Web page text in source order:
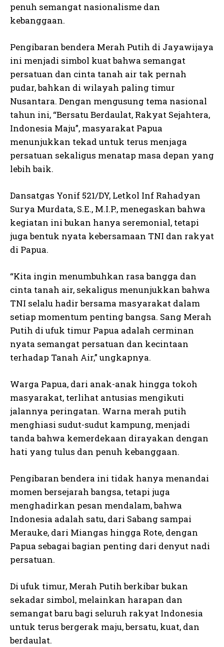
penuh semangat nasionalisme dan
kebanggaan.
Pengibaran bendera Merah Putih di Jayawijaya
ini menjadi simbol kuat bahwa semangat
persatuan dan cinta tanah air tak pernah
pudar, bahkan di wilayah paling timur
Nusantara. Dengan mengusung tema nasional
tahun ini, “Bersatu Berdaulat, Rakyat Sejahtera,
Indonesia Maju”, masyarakat Papua
menunjukkan tekad untuk terus menjaga
persatuan sekaligus menatap masa depan yang
lebih baik.
Dansatgas Yonif 521/DY, Letkol Inf Rahadyan
Surya Murdata, S.E., M.I.P., menegaskan bahwa
kegiatan ini bukan hanya seremonial, tetapi
juga bentuk nyata kebersamaan TNI dan rakyat
di Papua.
“Kita ingin menumbuhkan rasa bangga dan
cinta tanah air, sekaligus menunjukkan bahwa
TNI selalu hadir bersama masyarakat dalam
setiap momentum penting bangsa. Sang Merah
Putih di ufuk timur Papua adalah cerminan
nyata semangat persatuan dan kecintaan
terhadap Tanah Air,” ungkapnya.
Warga Papua, dari anak-anak hingga tokoh
masyarakat, terlihat antusias mengikuti
jalannya peringatan. Warna merah putih
menghiasi sudut-sudut kampung, menjadi
tanda bahwa kemerdekaan dirayakan dengan
hati yang tulus dan penuh kebanggaan.
Pengibaran bendera ini tidak hanya menandai
momen bersejarah bangsa, tetapi juga
menghadirkan pesan mendalam, bahwa
Indonesia adalah satu, dari Sabang sampai
Merauke, dari Miangas hingga Rote, dengan
Papua sebagai bagian penting dari denyut nadi
persatuan.
Di ufuk timur, Merah Putih berkibar bukan
sekadar simbol, melainkan harapan dan
semangat baru bagi seluruh rakyat Indonesia
untuk terus bergerak maju, bersatu, kuat, dan
berdaulat.